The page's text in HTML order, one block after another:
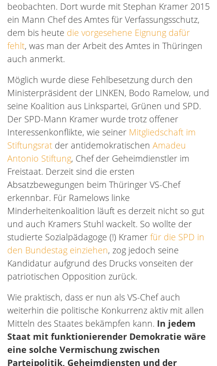
beobachten. Dort wurde mit Stephan Kramer 2015
ein Mann Chef des Amtes für Verfassungsschutz,
dem bis heute die vorgesehene Eignung dafür
fehlt, was man der Arbeit des Amtes in Thüringen
auch anmerkt.
Möglich wurde diese Fehlbesetzung durch den
Ministerpräsident der LINKEN, Bodo Ramelow, und
seine Koalition aus Linkspartei, Grünen und SPD.
Der SPD-Mann Kramer wurde trotz offener
Interessenkonflikte, wie seiner Mitgliedschaft im
Stiftungsrat der antidemokratischen Amadeu
Antonio Stiftung, Chef der Geheimdienstler im
Freistaat. Derzeit sind die ersten
Absatzbewegungen beim Thüringer VS-Chef
erkennbar. Für Ramelows linke
Minderheitenkoalition läuft es derzeit nicht so gut
und auch Kramers Stuhl wackelt. So wollte der
studierte Sozialpädagoge (!) Kramer für die SPD in
den Bundestag einziehen, zog jedoch seine
Kandidatur aufgrund des Drucks vonseiten der
patriotischen Opposition zurück.
Wie praktisch, dass er nun als VS-Chef auch
weiterhin die politische Konkurrenz aktiv mit allen
Mitteln des Staates bekämpfen kann. In jedem
Staat mit funktionierender Demokratie wäre
eine solche Vermischung zwischen
Parteipolitik, Geheimdiensten und der